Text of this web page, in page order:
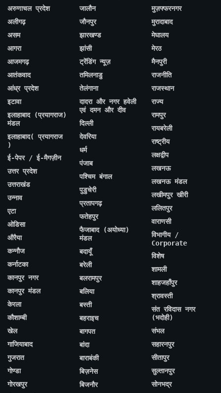
अरुणाचल प्रदेश
अलीगढ़
असम
आगरा
आजमगढ़
आतंकवाद
आंध्र प्रदेश
इटावा
इलाहाबाद (प्रयागराज)
मंडल
इलाहाबाद( प्रयागराज
)
ई-पेपर / ई-मैगज़ीन
उत्तर प्रदेश
उत्तराखंड
उन्नाव
एटा
ओडिसा
औरैया
कन्नौज
कर्नाटका
कानपुर नगर
कानपुर मंडल
केरला
कौशाम्बी
खेल
गाजियाबाद
गुजरात
गोण्डा
गोरखपुर
जालौन
जौनपुर
झारखण्ड
झांसी
ट्रेंडिंग न्यूज़
तमिलनाडु
तेलंगाना
दादरा और नगर हवेली
एवं दमन और दीव
दिल्ली
देवरिया
धर्म
पंजाब
पश्चिम बंगाल
पुडुचेरी
प्रतापगढ़
फतेहपुर
फैजाबाद (अयोध्या)
मंडल
बदायूँ
बरेली
बलरामपुर
बलिया
बस्ती
बहराइच
बागपत
बांदा
बाराबंकी
बिज़नेस
बिजनौर
मुज़फ्फरनगर
मुरादाबाद
मेघालय
मेरठ
मैनपुरी
राजनीति
राजस्थान
राज्य
रामपुर
रायबरेली
राष्ट्रीय
लक्षद्वीप
लखनऊ
लखनऊ मंडल
लखीमपुर खीरी
ललितपुर
वाराणसी
विभागीय /
Corporate
विशेष
शामली
शाहजहाँपुर
श्रावस्ती
संत रविदास नगर
(भदोही)
संभल
सहारनपुर
सीतापुर
सुल्तानपुर
सोनभद्र